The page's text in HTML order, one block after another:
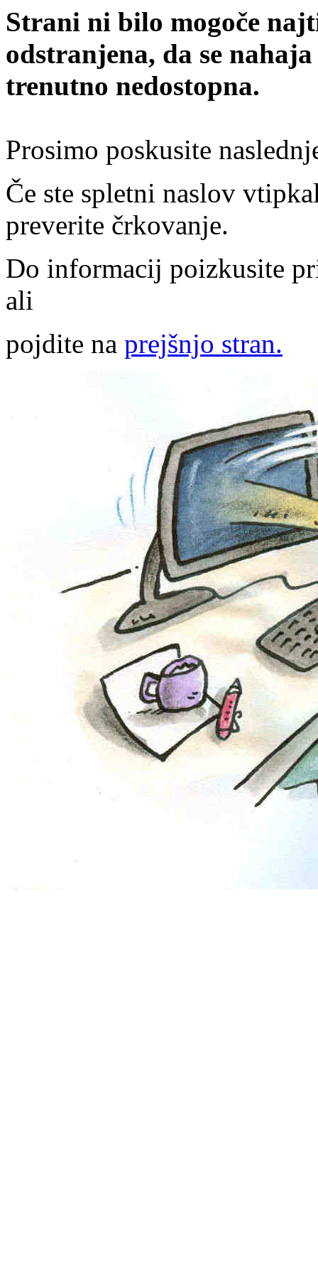
Strani ni bilo mogoče
odstranjena, da se
trenutno nedostopna.
Prosimo poskusite
Če ste spletni naslov
preverite črkovanje.
Do informacij poizkusite
ali
pojdite na prejšnjo stran.